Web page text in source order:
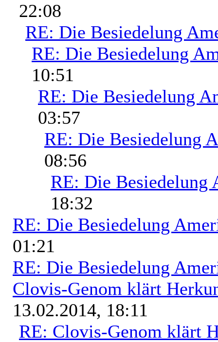
22:08
RE: Die Besiedelung
RE: Die Besiedelung
10:51
RE: Die Besiedelung
03:57
RE: Die Besiedelung
08:56
RE: Die Besiedelung
18:32
RE: Die Besiedelung
01:21
RE: Die Besiedelung
Clovis-Genom klärt
13.02.2014, 18:11
RE: Clovis-Genom klärt